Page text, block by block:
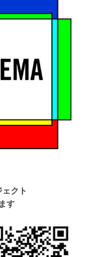
クト
す